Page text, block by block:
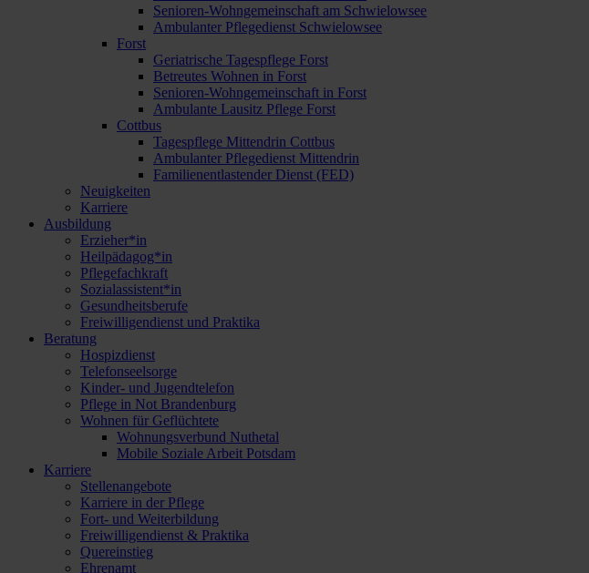
Senioren-Wohngemeinschaft am Schwielowsee
Ambulanter Pflegedienst Schwielowsee
Forst
Geriatrische Tagespflege Forst
Betreutes Wohnen in Forst
Senioren-Wohngemeinschaft in Forst
Ambulante Lausitz Pflege Forst
Cottbus
Tagespflege Mittendrin Cottbus
Ambulanter Pflegedienst Mittendrin
Familienentlastender Dienst (FED)
Neuigkeiten
Karriere
Ausbildung
Erzieher*in
Heilpädagog*in
Pflegefachkraft
Sozialassistent*in
Gesundheitsberufe
Freiwilligendienst und Praktika
Beratung
Hospizdienst
Telefonseelsorge
Kinder- und Jugendtelefon
Pflege in Not Brandenburg
Wohnen für Geflüchtete
Wohnungsverbund Nuthetal
Mobile Soziale Arbeit Potsdam
Karriere
Stellenangebote
Karriere in der Pflege
Fort- und Weiterbildung
Freiwilligendienst & Praktika
Quereinstieg
Ehrenamt